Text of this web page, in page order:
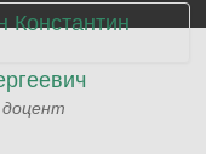
доцент